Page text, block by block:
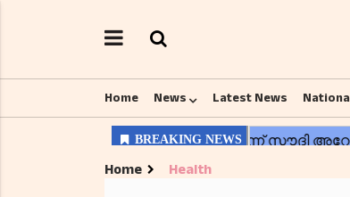
Home News Latest News
Home Health